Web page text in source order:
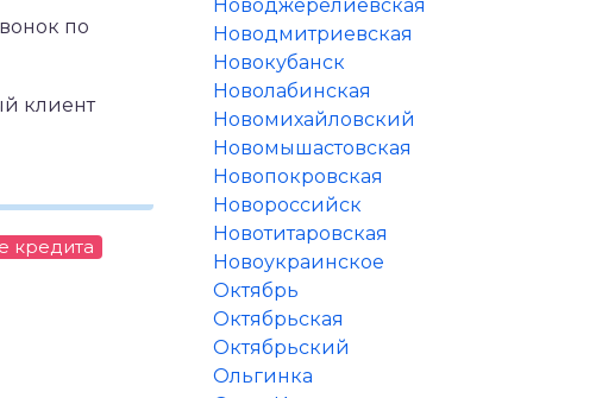
по
клиент
кредита
Новоджерелиевская
Новодмитриевская
Новокубанск
Новолабинская
Новомихайловский
Новомышастовская
Новопокровская
Новороссийск
Новотитаровская
Новоукраинское
Октябрь
Октябрьская
Октябрьский
Ольгинка